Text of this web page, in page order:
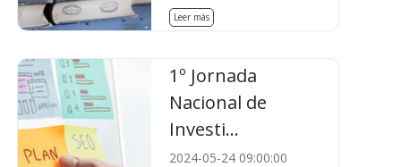
Leer más
1º Jornada
Nacional de
Investi...
2024-05-24 09:00:00